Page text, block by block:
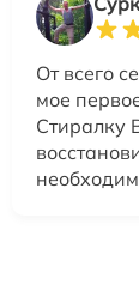
От всего
мое
Стиралку